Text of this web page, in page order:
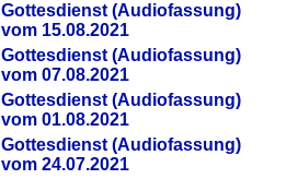
Gottesdienst (Audiofassung)
vom 15.08.2021
Gottesdienst (Audiofassung)
vom 07.08.2021
Gottesdienst (Audiofassung)
vom 01.08.2021
Gottesdienst (Audiofassung)
vom 24.07.2021